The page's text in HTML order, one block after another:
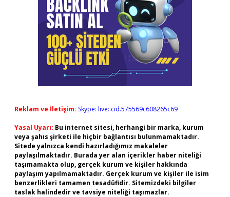
Reklam ve İletişim: Skype: live:.cid.575569c608265c69
Yasal Uyarı: Bu internet sitesi, herhangi bir marka, kurum
veya şahıs şirketi ile hiçbir bağlantısı bulunmamaktadır.
Sitede yalnızca kendi hazırladığımız makaleler
paylaşılmaktadır. Burada yer alan içerikler haber niteliği
taşımamakta olup, gerçek kurum ve kişiler hakkında
paylaşım yapılmamaktadır. Gerçek kurum ve kişiler ile isim
benzerlikleri tamamen tesadüfidir. Sitemizdeki bilgiler
taslak halindedir ve tavsiye niteliği taşımazlar.